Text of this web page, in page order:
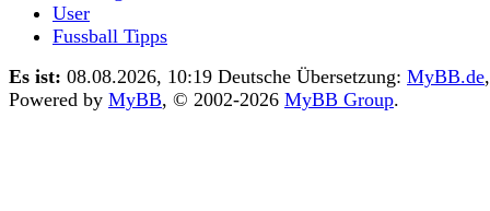
User
Fussball Tipps
Es ist: 08.08.2026, 10:19 Deutsche Übersetzung: MyBB.de,
Powered by MyBB, © 2002-2026 MyBB Group.